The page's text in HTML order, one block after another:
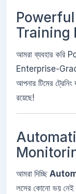
Training
আমরা ব্যবহার
Enterprise-
আপনার টিমের
রয়েছে!
আমরা দিচ্ছি
লসের কোনো ভয়